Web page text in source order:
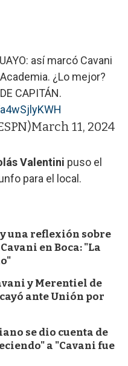
así marcó Cavani
¿Lo mejor?
CAPITÁN.
March 11, 2024
Valentini puso el
para el local.
una reflexión sobre
en Boca: "La
y Merentiel de
ante Unión por
se dio cuenta de
a "Cavani fue